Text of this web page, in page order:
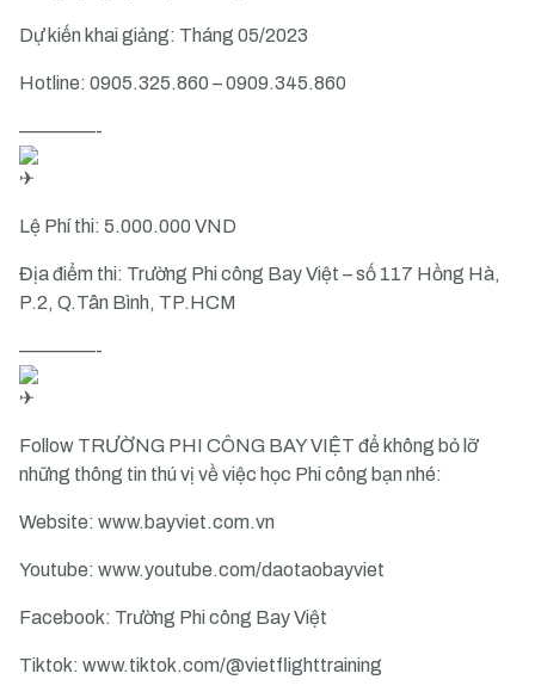
Dự kiến khai giảng: Tháng 05/2023
Hotline: 0905.325.860 – 0909.345.860
————-
Lệ Phí thi: 5.000.000 VND
Địa điểm thi: Trường Phi công Bay Việt – số 117 Hồng Hà,
P.2, Q.Tân Bình, TP.HCM
————-
Follow TRƯỜNG PHI CÔNG BAY VIỆT để không bỏ lỡ
những thông tin thú vị về việc học Phi công bạn nhé:
Website: www.bayviet.com.vn
Youtube: www.youtube.com/daotaobayviet
Facebook: Trường Phi công Bay Việt
Tiktok: www.tiktok.com/@vietflighttraining